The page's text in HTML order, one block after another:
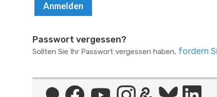
Passwort vergessen?
Sollten Sie Ihr Passwort vergessen haben, fordern